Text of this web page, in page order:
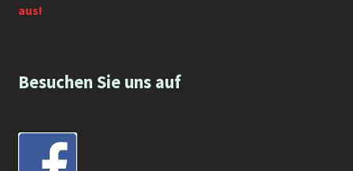
aus!
Besuchen Sie uns auf